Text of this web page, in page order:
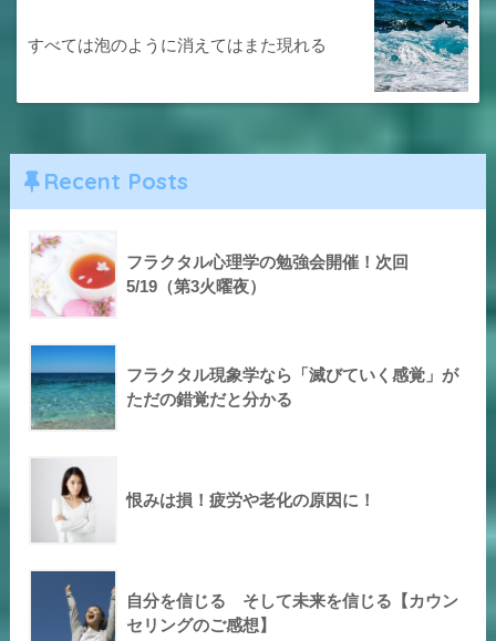
すべては泡のように消えてはまた現れる
Recent Posts
フラクタル心理学の勉強会開催！次回
5/19（第3火曜夜）
フラクタル現象学なら「滅びていく感覚」が
ただの錯覚だと分かる
恨みは損！疲労や老化の原因に！
自分を信じる そして未来を信じる【カウン
セリングのご感想】